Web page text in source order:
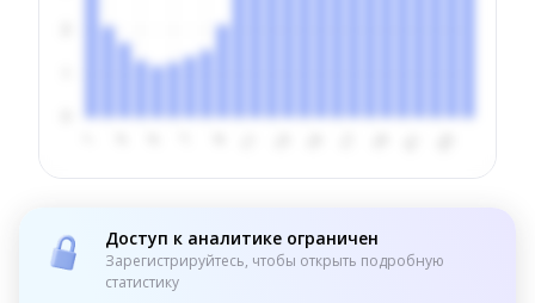
Доступ к аналитике ограничен
Зарегистрируйтесь, чтобы открыть подробную
статистику